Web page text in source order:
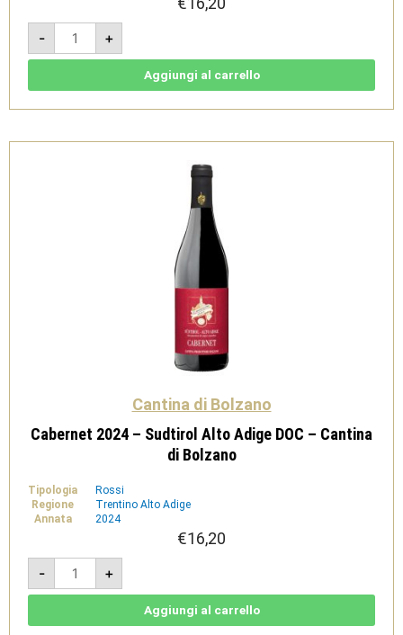
-
Merlot
2024
-
Sudtirol
-
Bolzano
+
Aggiungi al carrello
Cantina di Bolzano
Cabernet 2024 – Sudtirol Alto Adige DOC – Cantina
di Bolzano
Tipologia
Rossi
Regione
Trentino Alto Adige
Annata
2024
€16,20
-
Cabernet
2024
-
Sudtirol
+
Aggiungi al carrello